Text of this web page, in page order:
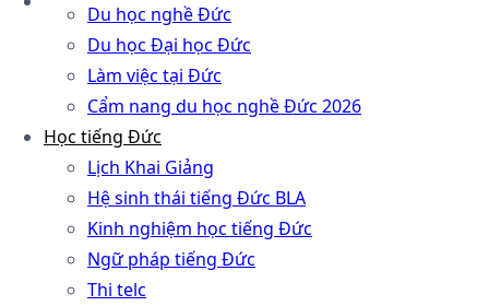
Du học nghề Đức
Du học Đại học Đức
Làm việc tại Đức
Cẩm nang du học nghề Đức 2026
Học tiếng Đức
Lịch Khai Giảng
Hệ sinh thái tiếng Đức BLA
Kinh nghiệm học tiếng Đức
Ngữ pháp tiếng Đức
Thi telc